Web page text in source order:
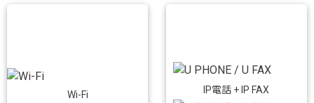
Wi-Fi IP電話 + IP FAX